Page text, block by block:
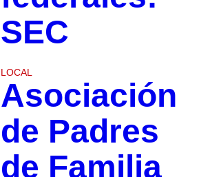
SEC
LOCAL
Asociación
de Padres
de Familia